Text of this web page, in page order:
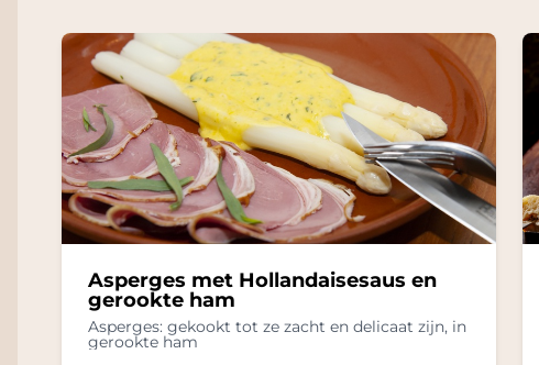
Asperges met Hollandaisesaus en
gerookte ham
Asperges: gekookt tot ze zacht en delicaat zijn, in
gerookte ham